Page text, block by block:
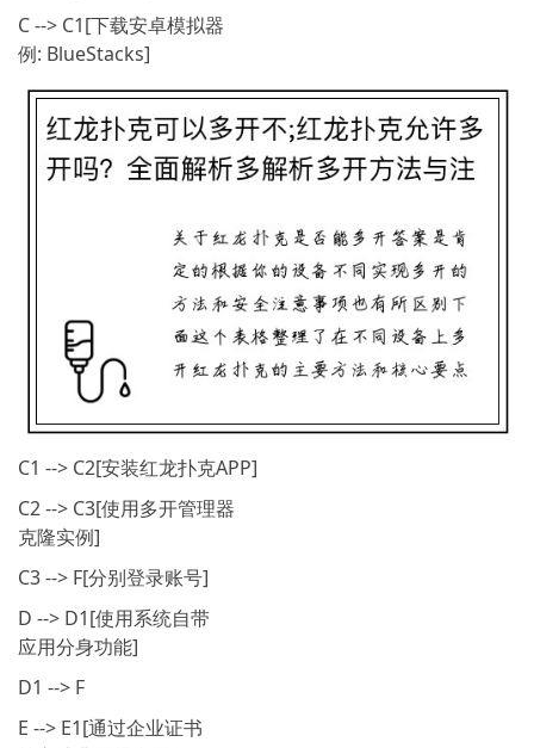
C --> C1[下载安卓模拟器
例: BlueStacks]
C1 --> C2[安装红龙扑克APP]
C2 --> C3[使用多开管理器
克隆实例]
C3 --> F[分别登录账号]
D --> D1[使用系统自带
应用分身功能]
D1 --> F
E --> E1[通过企业证书